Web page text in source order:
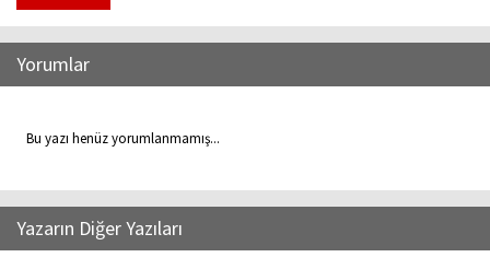
Yorumlar
Bu yazı henüz yorumlanmamış...
Yazarın Diğer Yazıları